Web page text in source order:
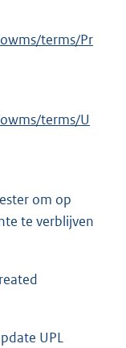
terms/Pr
terms/U
om op
te verblijven
UPL